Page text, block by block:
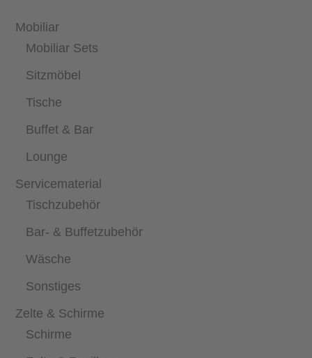
Mobiliar
Mobiliar Sets
Sitzmöbel
Tische
Buffet & Bar
Lounge
Servicematerial
Tischzubehör
Bar- & Buffetzubehör
Wäsche
Sonstiges
Zelte & Schirme
Schirme